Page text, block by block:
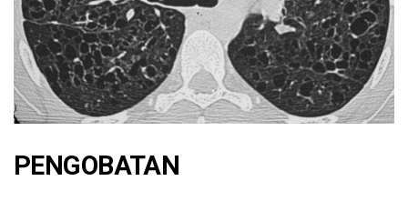
PENGOBATAN